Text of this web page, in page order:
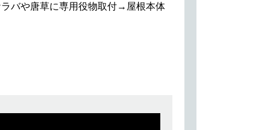
バや唐草に専用役物取付→屋根本体